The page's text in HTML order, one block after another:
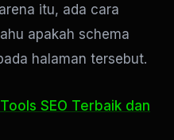
itu, ada cara
apakah schema
halaman tersebut.
SEO Terbaik dan